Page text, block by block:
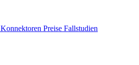
Konnektoren Preise Fallstudien